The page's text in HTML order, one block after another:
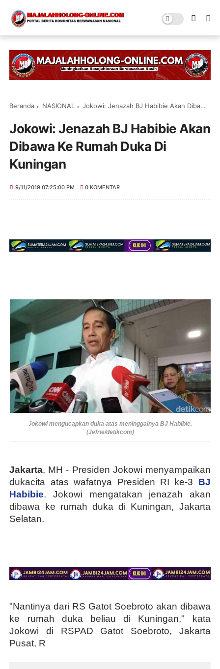
Beranda NASIONAL Jokowi: Jenazah BJ Habibie Akan Dibawa Ke Rumah Duka Di Kuningan
Jokowi: Jenazah BJ Habibie Akan
Dibawa Ke Rumah Duka Di
Kuningan
9/11/2019 07:25:00 PM 0 KOMENTAR
Jokowi mengucapkan duka atas meninggalnya BJ Habibie.
(Jefrie/detikcom)
Jakarta, MH - Presiden Jokowi menyampaikan
dukacita atas wafatnya Presiden RI ke-3 BJ
Habibie. Jokowi mengatakan jenazah akan
dibawa ke rumah duka di Kuningan, Jakarta
Selatan.
"Nantinya dari RS Gatot Soebroto akan dibawa
ke rumah duka beliau di Kuningan," kata
Jokowi di RSPAD Gatot Soebroto, Jakarta
Pusat, R